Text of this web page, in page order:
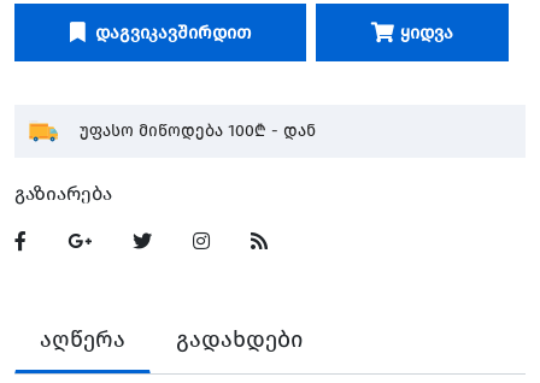
Დაგვიკავშირდით Ყიდვა
უფასო მიწოდება 100₾ - დან
Გაზიარება
აღწერა გადახდები